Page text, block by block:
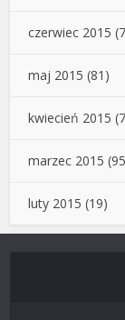
czerwiec 2015
maj 2015 (81)
kwiecień 2015
marzec 2015
luty 2015 (19)